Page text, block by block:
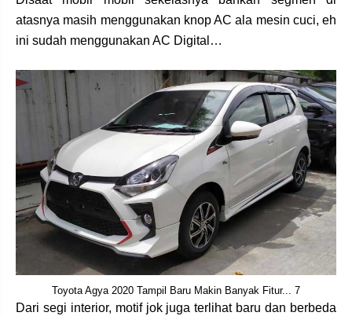
atasnya masih menggunakan knop AC ala mesin cuci, eh
ini sudah menggunakan AC Digital…
Toyota Agya 2020 Tampil Baru Makin Banyak Fitur... 7
Dari segi interior, motif jok juga terlihat baru dan berbeda